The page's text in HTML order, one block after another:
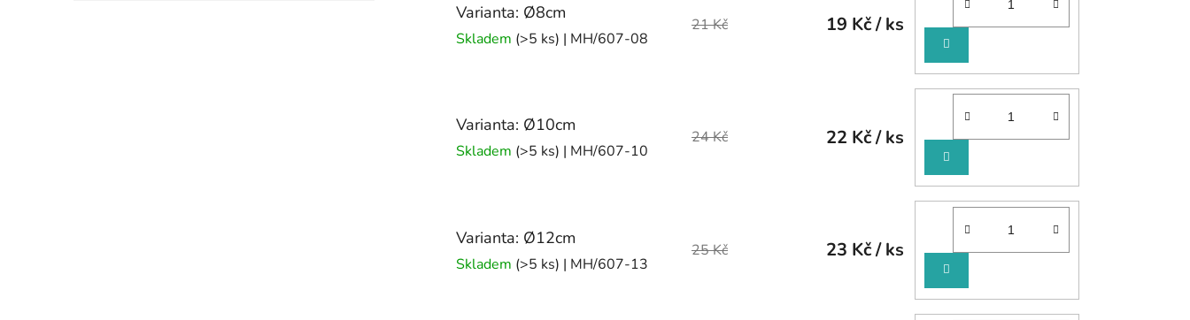
Varianta: Ø8cm
Skladem (>5 ks) | MH/607-08
21 Kč 19 Kč/ ks
DO
KOŠÍKU
Varianta: Ø10cm
Skladem (>5 ks) | MH/607-10
24 Kč 22 Kč/ ks
DO
KOŠÍKU
Varianta: Ø12cm
Skladem (>5 ks) | MH/607-13
25 Kč 23 Kč/ ks
DO
KOŠÍKU